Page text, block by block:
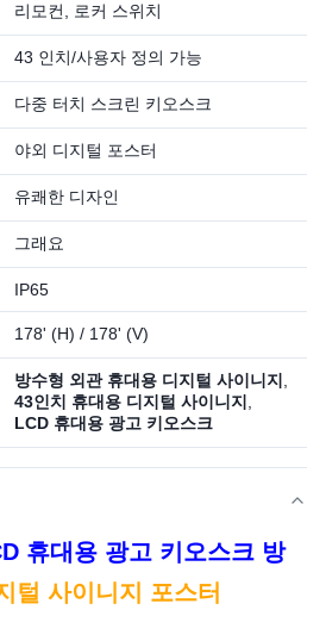
리모컨, 로커 스위치
43 인치/사용자 정의 가능
다중 터치 스크린 키오스크
야외 디지털 포스터
유쾌한 디자인
그래요
IP65
178' (H) / 178' (V)
방수형 외관 휴대용 디지털 사이니지
43인치 휴대용 디지털 사이니지
LCD 휴대용 광고 키오스크
휴대용 광고 키오스크 방
털 사이니지 포스터